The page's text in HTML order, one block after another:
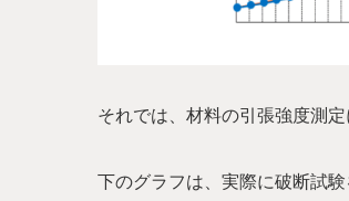
それでは、材料の引張強度測
下のグラフは、実際に破断試